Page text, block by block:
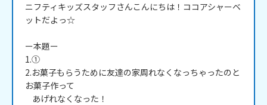
ニフティキッズスタッフさんこんにちは！ココアシャーベ
ットだよっ☆
ー本題ー
1.①
2.お菓子もらうために友達の家周れなくなっちゃったのと
お菓子作って